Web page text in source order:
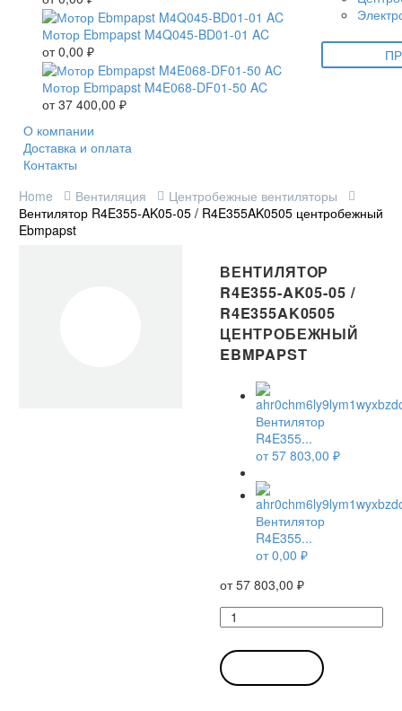
Мотор Ebmpapst M4Q045-BD01-01 AC
от0,00 ₽
Мотор Ebmpapst M4E068-DF01-50 AC
от37 400,00 ₽
О компании
Доставка и оплата
Контакты
Home
Вентиляция
Центробежные вентиляторы
Вентилятор R4E355-AK05-05 / R4E355AK0505 центробежный
Ebmpapst
ВЕНТИЛЯТОР
R4E355-AK05-05 /
R4E355AK0505
ЦЕНТРОБЕЖНЫЙ
EBMPAPST
Вентилятор
R4E355...
от57 803,00 ₽
Вентилятор
R4E355...
от0,00 ₽
от57 803,00 ₽
Количество
товара
Вентилятор
R4E355-
AK05-